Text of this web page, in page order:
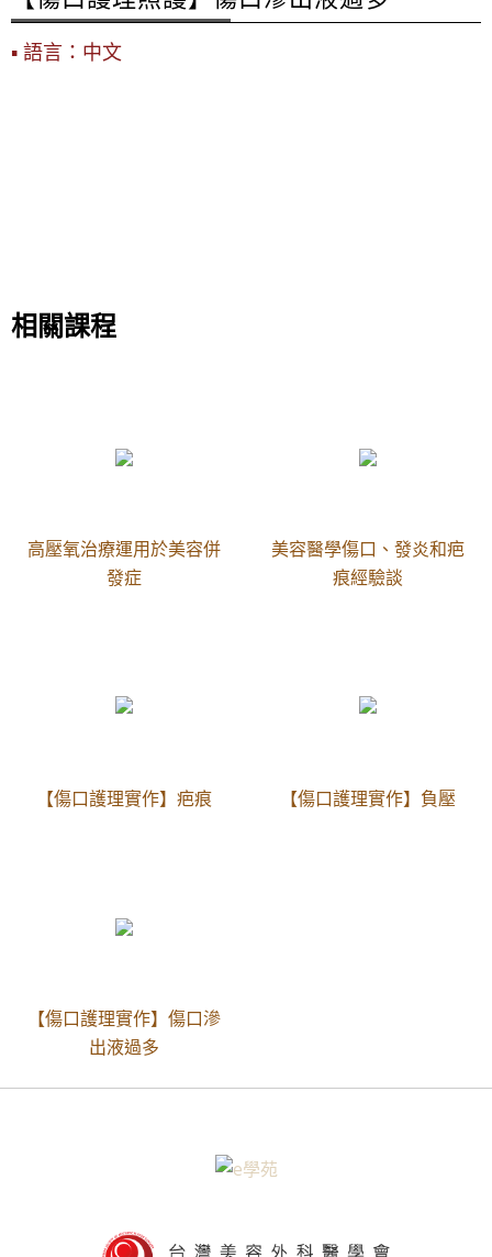
語言：中文
相關課程
高壓氧治療運用於美容併
發症
美容醫學傷口、發炎和疤
痕經驗談
【傷口護理實作】疤痕 【傷口護理實作】負壓
【傷口護理實作】傷口滲
出液過多